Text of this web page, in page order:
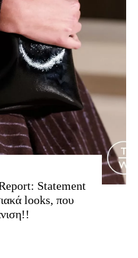
Statement
looks, που